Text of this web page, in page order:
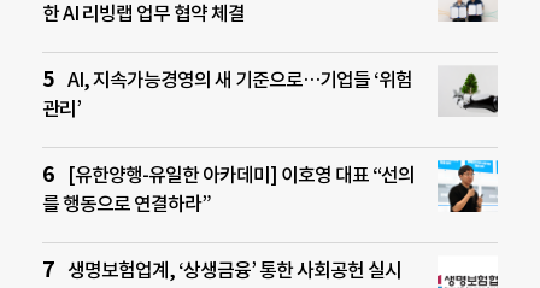
한 AI 리빙랩 업무 협약 체결
AI, 지속가능경영의 새 기준으로…기업들 ‘위험
관리’
[유한양행-유일한 아카데미] 이호영 대표 “선의
를 행동으로 연결하라”
생명보험업계, ‘상생금융’ 통한 사회공헌 실시